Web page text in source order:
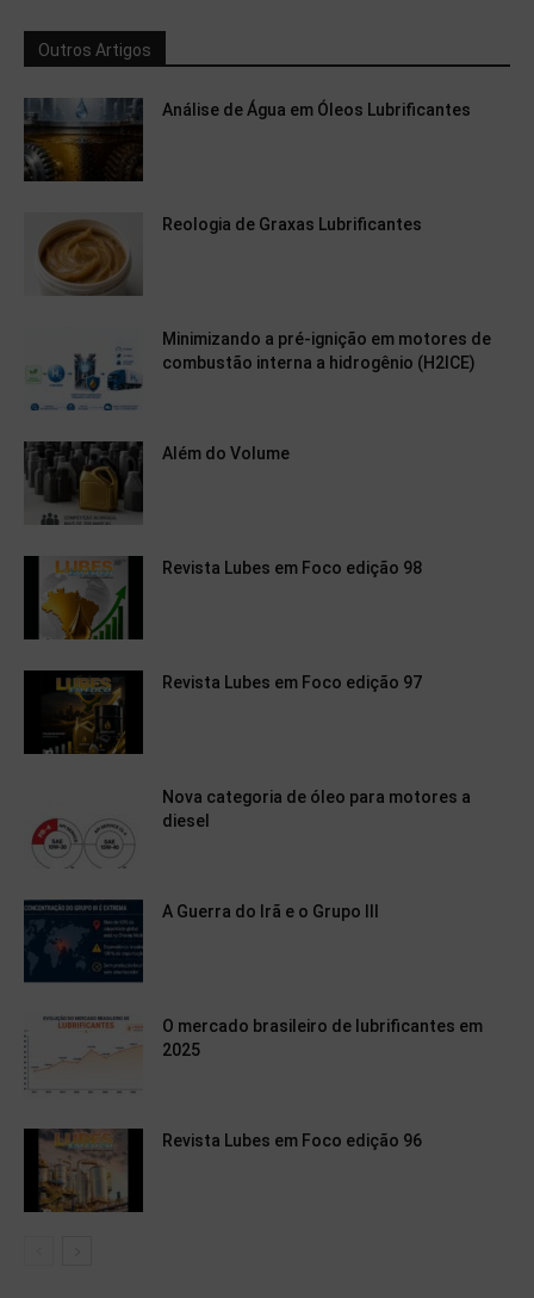
Outros Artigos
Análise de Água em Óleos Lubrificantes
Reologia de Graxas Lubrificantes
Minimizando a pré-ignição em motores de
combustão interna a hidrogênio (H2ICE)
Além do Volume
Revista Lubes em Foco edição 98
Revista Lubes em Foco edição 97
Nova categoria de óleo para motores a
diesel
A Guerra do Irã e o Grupo III
O mercado brasileiro de lubrificantes em
2025
Revista Lubes em Foco edição 96